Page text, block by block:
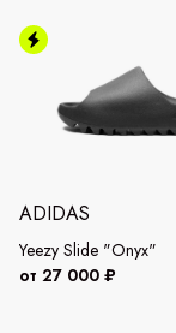
ADIDAS
Yeezy Slide "Onyx"
от 27 000 ₽